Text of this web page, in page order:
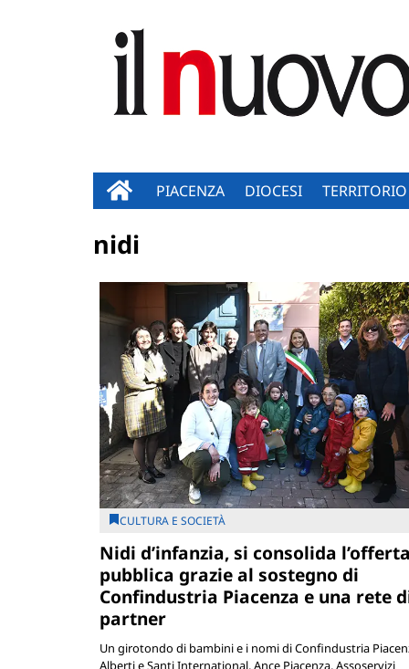
PIACENZA DIOCESI TERRITORIO
nidi
CULTURA E SOCIETÀ
Nidi d’infanzia, si consolida l’offerta
pubblica grazie al sostegno di
Confindustria Piacenza e una rete
partner
Un girotondo di bambini e i nomi di Confindustria
Alberti e Santi International, Ance Piacenza, Assoservizi